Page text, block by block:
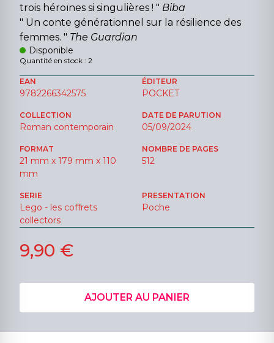
trois héroïnes si singulières ! " Biba
" Un conte générationnel sur la résilience des
femmes. " The Guardian
Disponible
Quantité en stock : 2
EAN
9782266342575
ÉDITEUR
POCKET
COLLECTION
Roman contemporain
DATE DE PARUTION
05/09/2024
FORMAT
21 mm x 179 mm x 110
mm
NOMBRE DE PAGES
512
SERIE
Lego - les coffrets
collectors
PRESENTATION
Poche
9,90 €
AJOUTER AU PANIER